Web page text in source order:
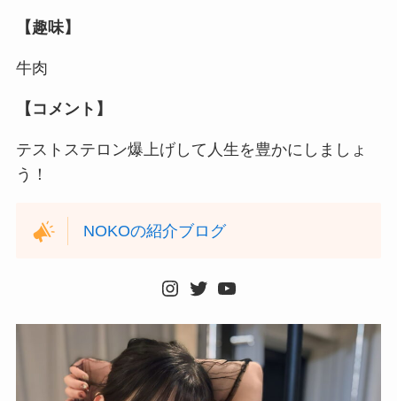
【趣味】
牛肉
【コメント】
テストステロン爆上げして人生を豊かにしましょ
う！
NOKOの紹介ブログ
Instagram Twitter YouTube